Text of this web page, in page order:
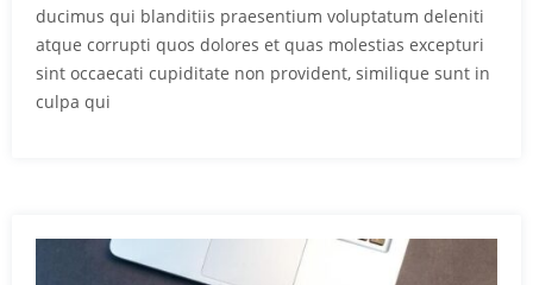
ducimus qui blanditiis praesentium voluptatum deleniti
atque corrupti quos dolores et quas molestias excepturi
sint occaecati cupiditate non provident, similique sunt in
culpa qui